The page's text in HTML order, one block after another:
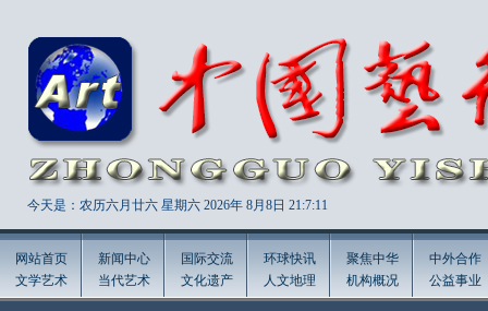
今天是：农历六月廿六 星期六 2026年 8月8日 21:7:13
网站首页
文学艺术
新闻中心
当代艺术
国际交流
文化遗产
环球快讯
人文地理
聚焦中华
机构概况
中外合作
公益事业